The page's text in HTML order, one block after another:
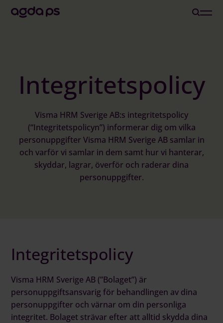
Branscher och Roller
Löneoutsourcing
Inspiration
Integritetspolicy
Visma HRM Sverige AB:s integritetspolicy
(“Integritetspolicyn”) informerar dig om vilka
personuppgifter Visma HRM Sverige AB samlar in
och varför vi samlar in dem samt hur vi hanterar,
skyddar, lagrar, överför och raderar dina
personuppgifter.
Integritetspolicy
Visma HRM Sverige AB (”Bolaget”) är
personuppgiftsansvarig för behandlingen av dina
personuppgifter och värnar om din personliga
integritet. Bolaget strävar efter att alltid skydda dina